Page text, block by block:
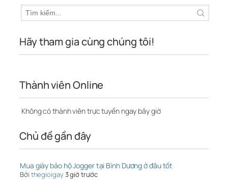
Hãy tham gia cùng chúng tôi!
Thành viên Online
Không có thành viên trực tuyến ngay bây giờ
Chủ đề gần đây
Mua giày bảo hộ Jogger tại Bình Dương ở đâu tốt
Bởi thegioigay3 giờ trước